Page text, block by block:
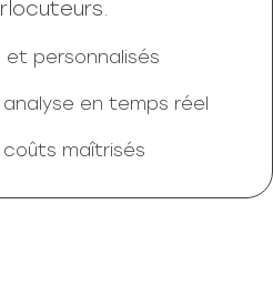
et personnalisés
en temps réel
maîtrisés